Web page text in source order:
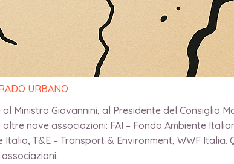
URBANO
di resistere alle pressioni.
al Governo di resistere alle pressioni
e alla richiesta che l’intervento venga
e della Mobilità Sostenibile Enrico
Ministro Giovannini, al Presidente del Consiglio
nove associazioni: FAI – Fondo Ambiente
T&E – Transport & Environment, WWF